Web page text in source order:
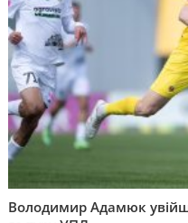
Володимир Адамюк